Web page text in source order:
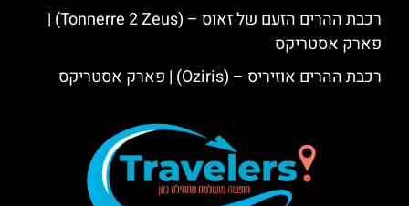
רכבת ההרים הזעם של זאוס – (Tonnerre 2 Zeus) |
פארק אסטריקס
רכבת ההרים אוזיריס – (Oziris) | פארק אסטריקס